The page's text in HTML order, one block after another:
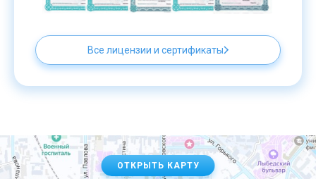
Все лицензии и сертификаты
ОТКРЫТЬ КАРТУ